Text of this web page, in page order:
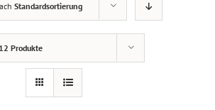
Standardsortierung
12 Produkte